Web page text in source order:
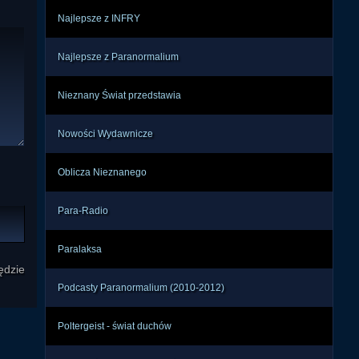
to
Najlepsze z INFRY
Najlepsze z Paranormalium
Nieznany Świat przedstawia
Nowości Wydawnicze
Oblicza Nieznanego
Para-Radio
Paralaksa
Podcasty Paranormalium (2010-2012)
Poltergeist - świat duchów